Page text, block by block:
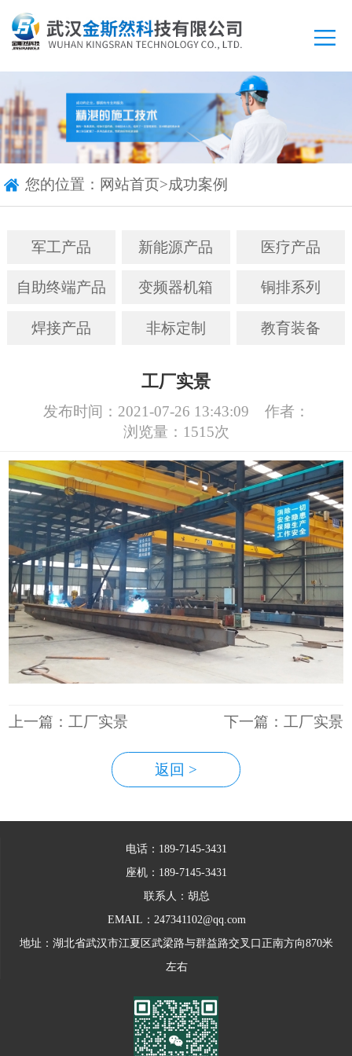
您的位置： 网站首页>成功案例
军工产品 新能源产品 医疗产品
自助终端产品 变频器机箱 铜排系列
焊接产品 非标定制 教育装备
工厂实景
发布时间：2021-07-26 13:43:09
作者：
浏览量：1515次
上一篇：工厂实景 下一篇：工厂实景
返回 >
电话：189-7145-3431
座机：189-7145-3431
联系人：胡总
EMAIL：247341102@qq.com
地址：湖北省武汉市江夏区武梁路与群益路交叉口正南方向870米
左右